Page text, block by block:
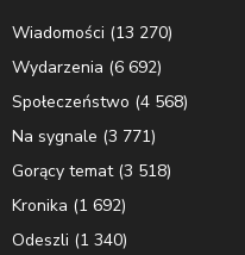
Wiadomości (13 270)
Wydarzenia (6 692)
Społeczeństwo (4 568)
Na sygnale (3 771)
Gorący temat(3 518)
Kronika (1 692)
Odeszli (1 340)